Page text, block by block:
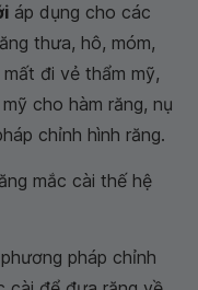
áp dụng cho các
thưa, hô, móm,
đi vẻ thẩm mỹ,
cho hàm răng, nụ
chỉnh hình răng.
mắc cài thế hệ
pháp chỉnh